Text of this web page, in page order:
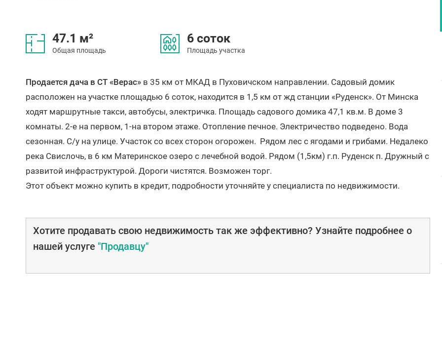
47.1 м²
Общая площадь
6 соток
Площадь участка
Продается дача в СТ «Верас» в 35 км от МКАД в Пуховичском направлении. Садовый домик
расположен на участке площадью 6 соток, находится в 1,5 км от жд станции «Руденск». От Минска
ходят маршрутные такси, автобусы, электричка. Площадь садового домика 47,1 кв.м. В доме 3
комнаты. 2-е на первом, 1-на втором этаже. Отопление печное. Электричество подведено. Вода
сезонная. С/у на улице. Участок со всех сторон огорожен. Рядом лес с ягодами и грибами. Недалеко
река Свислочь, в 6 км Материнское озеро с лечебной водой. Рядом (1,5км) г.п. Руденск п. Дружный с
развитой инфраструктурой. Дороги чистятся. Возможен торг.
Этот объект можно купить в кредит, подробности уточняйте у специалиста по недвижимости.
Хотите продавать свою недвижимость так же эффективно? Узнайте подробнее о
нашей услуге "Продавцу"